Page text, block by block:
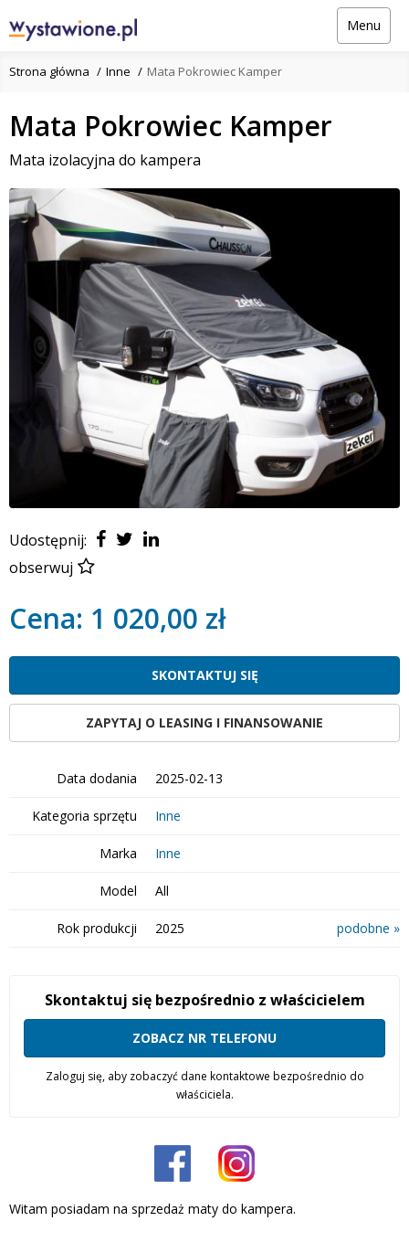
Menu
Strona główna Inne Mata Pokrowiec Kamper
Mata Pokrowiec Kamper
Mata izolacyjna do kampera
Udostępnij:
obserwuj
Cena: 1 020,00 zł
SKONTAKTUJ SIĘ
ZAPYTAJ O LEASING I FINANSOWANIE
Data dodania 2025-02-13
Kategoria sprzętu Inne
Marka Inne
Model All
Rok produkcji 2025 podobne »
Skontaktuj się bezpośrednio z właścicielem
ZOBACZ NR TELEFONU
Zaloguj się, aby zobaczyć dane kontaktowe bezpośrednio do
właściciela.
Witam posiadam na sprzedaż maty do kampera.